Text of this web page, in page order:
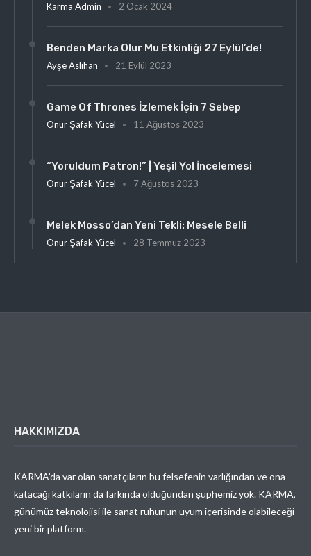
Karma Admin 2 Ocak 2024
Benden Marka Olur Mu Etkinliği 27 Eylül’de!
Ayşe Aslıhan 21 Eylül 2023
Game Of Thrones İzlemek İçin 7 Sebep
Onur Şafak Yücel 11 Ağustos 2023
“Yoruldum Patron!” | Yeşil Yol İncelemesi
Onur Şafak Yücel 7 Ağustos 2023
Melek Mosso’dan Yeni Tekli: Mesele Belli
Onur Şafak Yücel 28 Temmuz 2023
HAKKIMIZDA
KARMA’da var olan sanatçıların bu felsefenin varlığından ve ona
katacağı katkıların da farkında olduğundan şüphemiz yok. KARMA,
günümüz teknolojisi ile sanat ruhunun uyum içerisinde olabileceği
yeni bir platform.